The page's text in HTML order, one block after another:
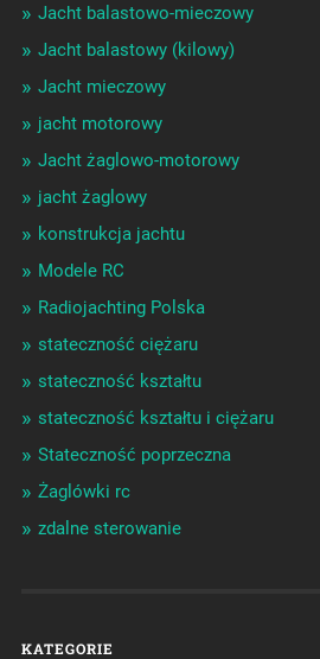
Jacht balastowo-mieczowy
Jacht balastowy (kilowy)
Jacht mieczowy
jacht motorowy
Jacht żaglowo-motorowy
jacht żaglowy
konstrukcja jachtu
Modele RC
Radiojachting Polska
stateczność ciężaru
stateczność kształtu
stateczność kształtu i ciężaru
Stateczność poprzeczna
Żaglówki rc
zdalne sterowanie
KATEGORIE